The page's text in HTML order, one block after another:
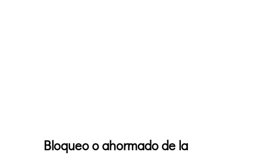
Bloqueo o ahormado de la